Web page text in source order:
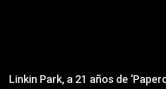
Linkin Park, a 21 años de